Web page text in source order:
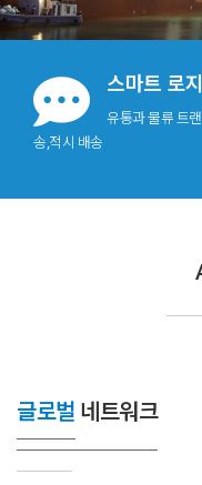
스마트 로
유통과 물류 트
송,적시 배송
글로벌 네트워크